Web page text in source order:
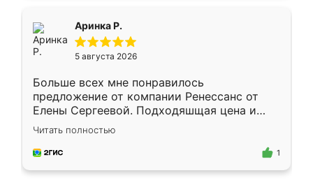
Аринка Р.
5 августа 2026
Больше всех мне понравилось
предложение от компании Ренессанс от
Елены Сергеевой. Подходяшщая цена и
короткие сроки изготовления. Приехавший
для замера сотрудник Владислав
предложил по моему эскизу самый
Читать полностью
1